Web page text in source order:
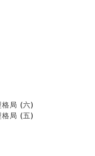
人八字淺析八）
格局 (六)
格局 (五)